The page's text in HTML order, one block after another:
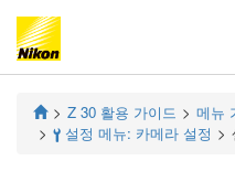
Z 30 활용 가이드 메뉴
B 설정 메뉴: 카메라 설정